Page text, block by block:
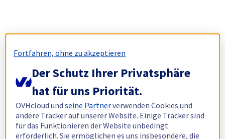
Fortfahren, ohne zu akzeptieren
Der Schutz Ihrer Privatsphäre
hat für uns Priorität.
OVHcloud undseine Partnerverwenden Cookies und
andere Tracker auf unserer Website. Einige Tracker sind
für das Funktionieren der Website unbedingt
erforderlich. Sie ermöglichen es uns insbesondere, die